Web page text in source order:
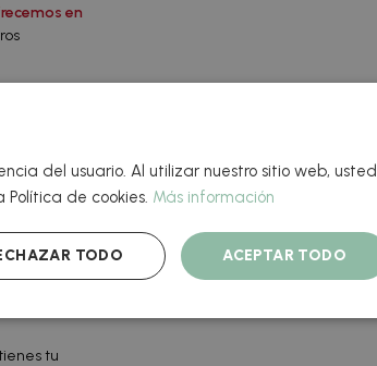
en
debéis ir a
manera
no va a
la
Ilustrator ,
de los
plantillas
tu
del usuario. Al utilizar nuestro sitio web, usted
de cookies. Más información
ACEPTAR TODO
TODO